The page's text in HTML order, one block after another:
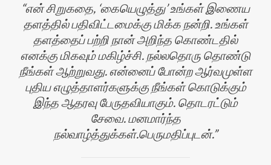
என் சிறுகதை, ‘கையெழுத்து’ உங்கள் இணைய
தளத்தில் பதிவிட்டமைக்கு மிக்க நன்றி. உங்கள்
தளத்தைப் பற்றி நான் அறிந்த கொண்டதில்
எனக்கு மிகவும் மகிழ்ச்சி. நல்லதொரு தொண்டு
நீங்கள் ஆற்றுவது. என்னைப் போன்ற ஆர்வமுள்ள
புதிய எழுத்தாளர்களுக்கு நீங்கள் கொடுக்கும்
இந்த ஆதரவு பேருதவியாகும். தொடரட்டும்
சேவை. மனமார்ந்த
நல்வாழ்த்துக்கள்.பெருமதிப்புடன்.